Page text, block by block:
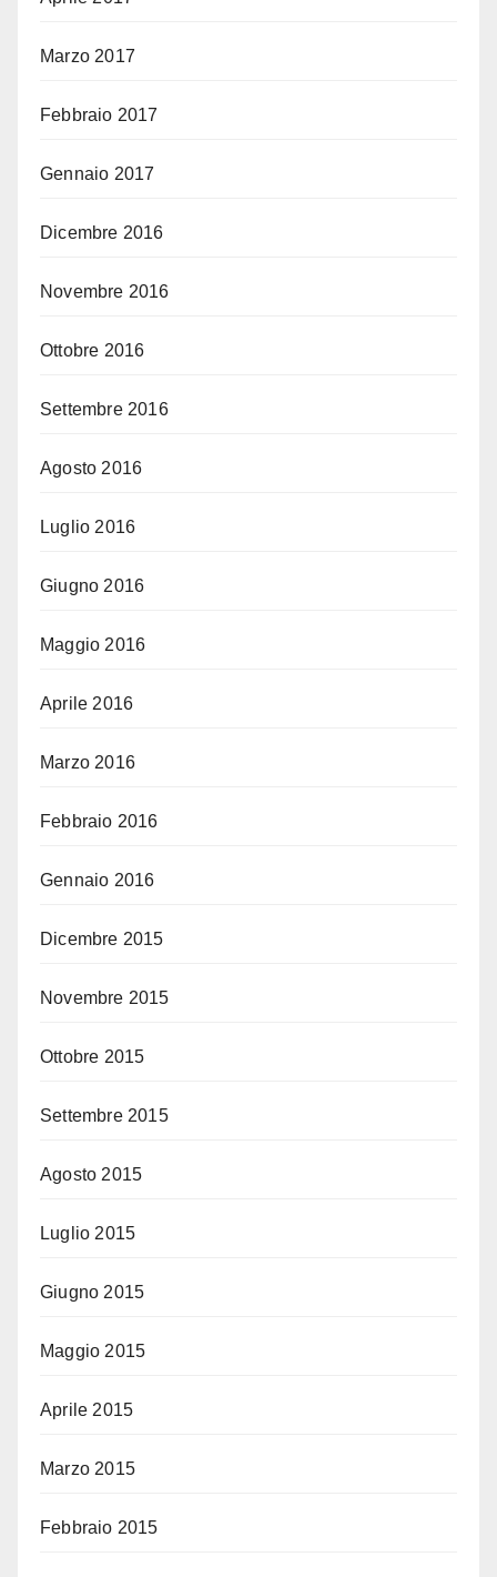
Marzo 2017
Febbraio 2017
Gennaio 2017
Dicembre 2016
Novembre 2016
Ottobre 2016
Settembre 2016
Agosto 2016
Luglio 2016
Giugno 2016
Maggio 2016
Aprile 2016
Marzo 2016
Febbraio 2016
Gennaio 2016
Dicembre 2015
Novembre 2015
Ottobre 2015
Settembre 2015
Agosto 2015
Luglio 2015
Giugno 2015
Maggio 2015
Aprile 2015
Marzo 2015
Febbraio 2015